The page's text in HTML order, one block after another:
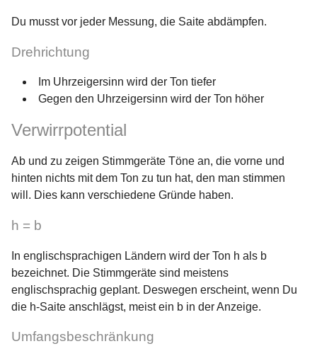
Du musst vor jeder Messung, die Saite abdämpfen.
Drehrichtung
Im Uhrzeigersinn wird der Ton tiefer
Gegen den Uhrzeigersinn wird der Ton höher
Verwirrpotential
Ab und zu zeigen Stimmgeräte Töne an, die vorne und
hinten nichts mit dem Ton zu tun hat, den man stimmen
will. Dies kann verschiedene Gründe haben.
h = b
In englischsprachigen Ländern wird der Ton h als b
bezeichnet. Die Stimmgeräte sind meistens
englischsprachig geplant. Deswegen erscheint, wenn Du
die h-Saite anschlägst, meist ein b in der Anzeige.
Umfangsbeschränkung